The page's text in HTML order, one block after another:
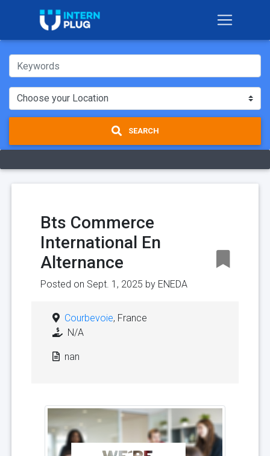
SEARCH
Bts Commerce
International En
Alternance
Posted on Sept. 1, 2025 by ENEDA
Courbevoie, France
N/A
nan